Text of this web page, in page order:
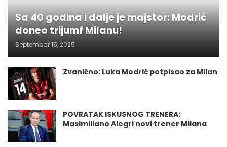
Sa 40 godina i dalje je majstor: Modrić
doneo trijumf Milanu!
Septembar 15, 2025
Zvanično: Luka Modrić potpisao za Milan
POVRATAK ISKUSNOG TRENERA:
Masimiliano Alegri novi trener Milana